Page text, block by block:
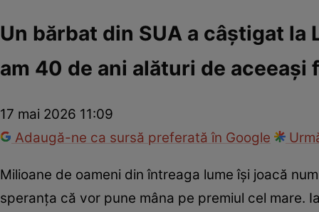
Un bărbat din SUA a câștigat la
am 40 de ani alături de aceeași
17 mai 2026 11:09
Adaugă-ne ca sursă preferată în Google
Milioane de oameni din întreaga lume își joacă
speranța că vor pune mâna pe premiul cel mare.